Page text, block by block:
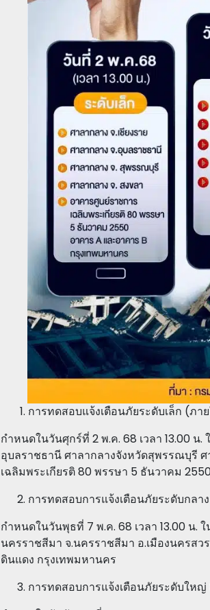
การทดสอบแจ้งเตือนภัยระดับเล็ก (ภา
กำหนดในวันศุกร์ที่ 2 พ.ค. 68 เวลา 13.00 น
อุบลราชธานี ศาลากลางจังหวัดสุพรรณบุรี
เฉลิมพระเกียรติ 80 พรรษา 5 ธันวาคม
การทดสอบการแจ้งเตือนภัยระดับกลา
กำหนดในวันพุธที่ 7 พ.ค. 68 เวลา 13.00 น.
นครราชสีมา จ.นครราชสีมา อ.เมืองนครสว
ดินแดง กรุงเทพมหานคร
การทดสอบการแจ้งเตือนภัยระดับให